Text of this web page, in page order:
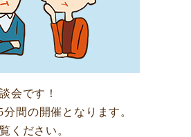
会です！
間の開催となります。
ください。